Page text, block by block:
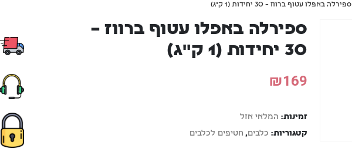
ספירלה באפלו עטוף ברווז – 30 יחידות (1 ק"ג)
ספירלה באפלו עטוף ברווז –
30 יחידות (1 ק"ג)
₪169
זמינות: המלאי אזל
קטגוריות: כלבים, חטיפים לכלבים